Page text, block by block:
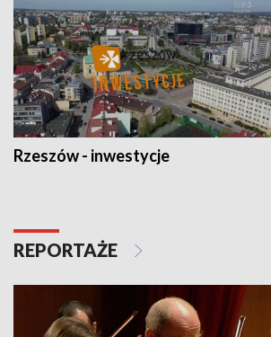
Rzeszów - inwestycje
REPORTAŻE